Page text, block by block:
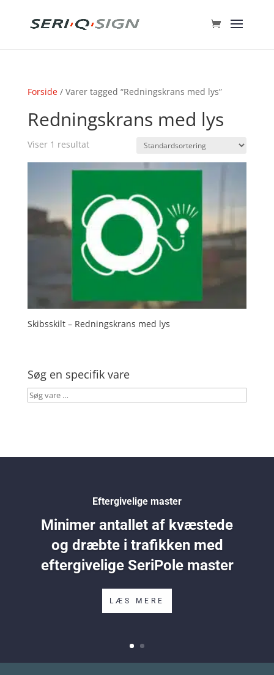
Forside/ Varer tagged “Redningskrans med lys”
Redningskrans med lys
Viser 1 resultat
Skibsskilt – Redningskrans med lys
Søg en specifik vare
Søg
Eftergivelige master
Minimer antallet af kvæstede
og dræbte i trafikken med
eftergivelige SeriPole master
LÆS MERE